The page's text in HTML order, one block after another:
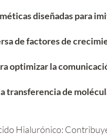
diseñadas para
de factores de
optimizar la
transferencia de
Hialurónico: